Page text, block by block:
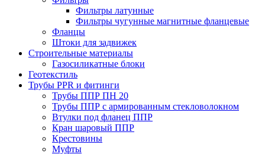
Фильтры латунные
Фильтры чугунные магнитные фланцевые
Фланцы
Штоки для задвижек
Строительные материалы
Газосиликатные блоки
Геотекстиль
Трубы PPR и фитинги
Трубы ППР ПН 20
Трубы ППР с армированным стекловолокном
Втулки под фланец ППР
Кран шаровый ППР
Крестовины
Муфты